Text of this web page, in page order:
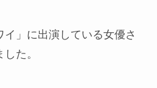
イ」に出演している女優さ
た。